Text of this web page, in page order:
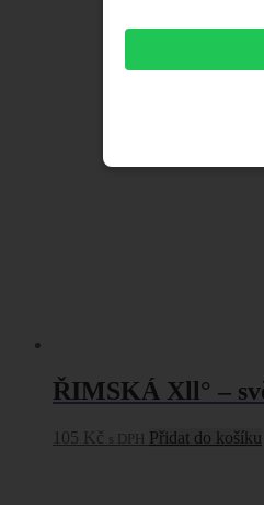
ŘIMSKÁ Xll° –
105 Kč s DPH Přidat do košíku